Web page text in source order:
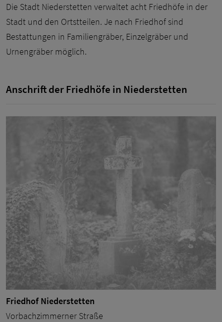
Die Stadt Niederstetten verwaltet acht Friedhöfe in der
Stadt und den Ortstteilen. Je nach Friedhof sind
Bestattungen in Familiengräber, Einzelgräber und
Urnengräber möglich.
Anschrift der Friedhöfe in Niederstetten
Friedhof Niederstetten
Vorbachzimmerner Straße